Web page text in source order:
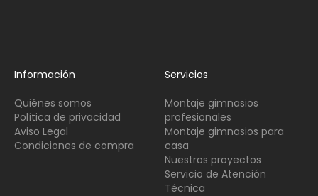
Información
Quiénes somos
Política de privacidad
Aviso Legal
Condiciones de compra
Servicios
Montaje gimnasios
profesionales
Montaje gimnasios para
casa
Nuestros proyectos
Servicio de Atención
Técnica